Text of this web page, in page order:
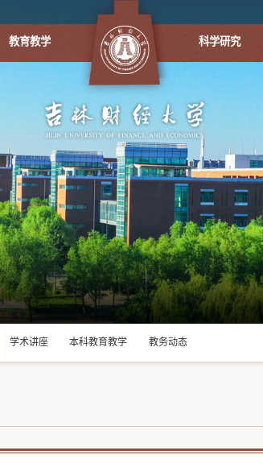
教育教学 科学研究
学术讲座 本科教育教学 教务动态